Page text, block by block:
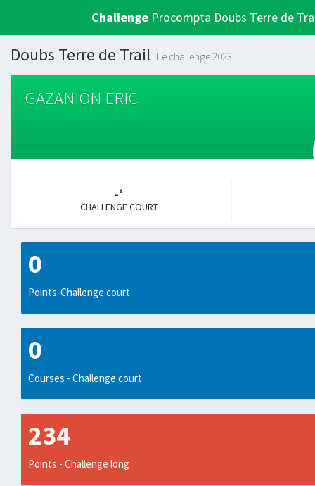
Challenge Procompta Doubs Terre de
Doubs Terre de Trail Le challenge 2023
GAZANION ERIC
-°
CHALLENGE COURT
0
Points-Challenge court
0
Courses - Challenge court
234
Points - Challenge long